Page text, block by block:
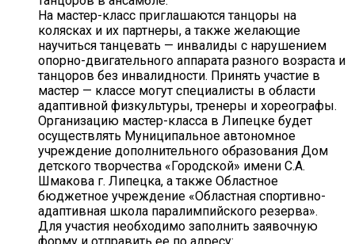
На мастер-класс приглашаются танцоры на
колясках и их партнеры, а также желающие
научиться танцевать — инвалиды с нарушением
опорно-двигательного аппарата разного возраста и
танцоров без инвалидности. Принять участие в
мастер — классе могут специалисты в области
адаптивной физкультуры, тренеры и хореографы.
Организацию мастер-класса в Липецке будет
осуществлять Муниципальное автономное
учреждение дополнительного образования Дом
детского творчества «Городской» имени С.А.
Шмакова г. Липецка, а также Областное
бюджетное учреждение «Областная спортивно-
адаптивная школа паралимпийского резерва».
Для участия необходимо заполнить заявочную